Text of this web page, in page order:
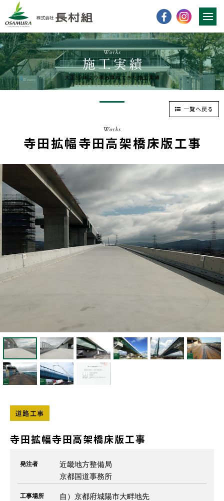
Works
大正10年より積み重ねてきた施工実績
一覧へ戻る
寺田拡幅寺田高架橋床版工事
Works
道路工事
寺田拡幅寺田高架橋床版工事
発注者
近畿地方整備局
京都国道事務所
工事場所
自）京都府城陽市大畔地先